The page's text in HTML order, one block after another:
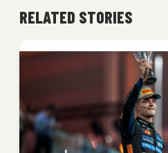
RELATED STORIES